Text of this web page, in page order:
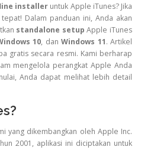
installer untuk Apple iTunes? Jika
Dalam panduan ini, Anda akan
standalone setup Apple iTunes
10, danWindows 11. Artikel
gratis secara resmi. Kami berharap
mengelola perangkat Apple Anda
Anda dapat melihat lebih detail
yang dikembangkan oleh Apple Inc.
2001, aplikasi ini diciptakan untuk